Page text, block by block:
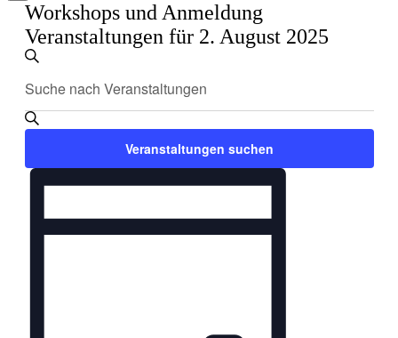
Workshops und Anmeldung
Veranstaltungen für 2. August 2025
Veranstaltungen
Suche
und
Ansichten,
Schlüsselwort
Suche
Schlüsselwort.
Veranstaltungen suchen
Veranstaltung
Navigation